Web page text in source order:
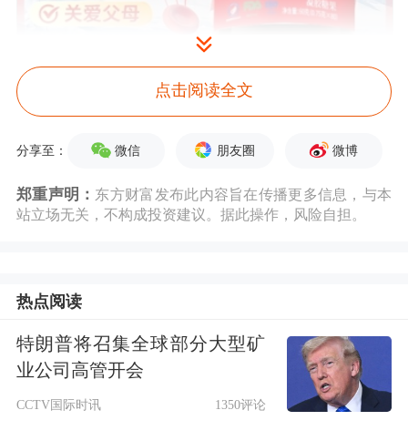
涉事产品。
上海消保委发文称，这场涉嫌制假售假
的“游戏”中，究竟谁是主谋？谁是最大
点击阅读全文
分享至： 微信 朋友圈 微博
郑重声明： 东方财富发布此内容旨在传播更多信息，与本
站立场无关，不构成投资建议。据此操作，风险自担。
热点阅读
特朗普将召集全球部分大型矿
业公司高管开会
CCTV国际时讯 1350评论